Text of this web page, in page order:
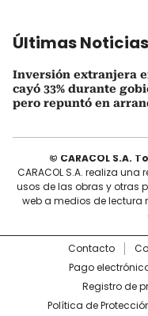
Últimas Noticias
Inversión extranjera
cayó 33% durante
pero repuntó en
© CARACOL S.A.
CARACOL S.A. realiza
usos de las obras y otras
web a medios de lectura
Contacto
Pago
Registro de
Política de